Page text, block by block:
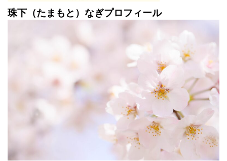
珠下（たまもと）なぎプロフィール